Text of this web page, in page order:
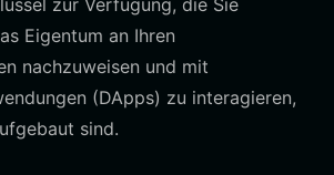
zur Verfügung, die Sie
Eigentum an Ihren
nachzuweisen und mit
(DApps) zu interagieren,
sind.